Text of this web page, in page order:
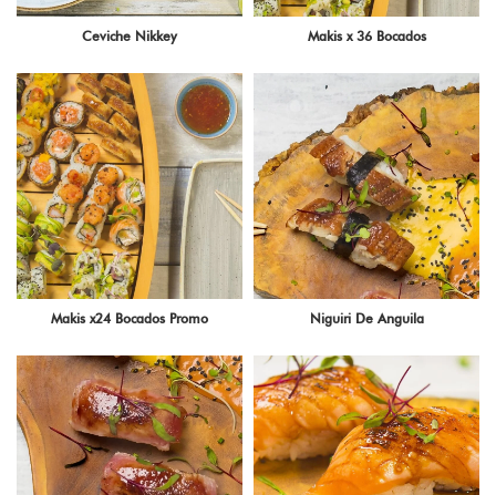
Ceviche Nikkey Makis x 36 Bocados
Makis x24 Bocados Promo Niguiri De Anguila